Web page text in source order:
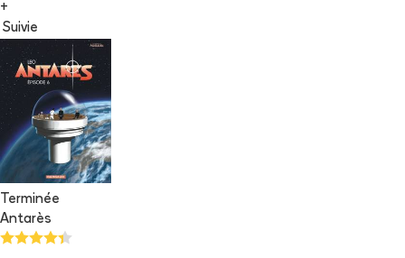
+
Suivie
Terminée
Antarès